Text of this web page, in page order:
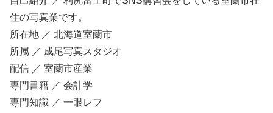
住の写真業です。
所在地 ／ 北海道室蘭市
所属 ／ 成尾写真スタジオ
配信 ／ 室蘭市産業
専門書籍 ／ 会計学
専門知識 ／ 一眼レフ